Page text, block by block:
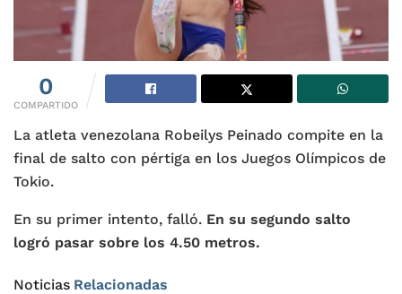
0
COMPARTIDO
La atleta venezolana Robeilys Peinado compite en la
final de salto con pértiga en los Juegos Olímpicos de
Tokio.
En su primer intento, falló. En su segundo salto
logró pasar sobre los 4.50 metros.
Noticias Relacionadas